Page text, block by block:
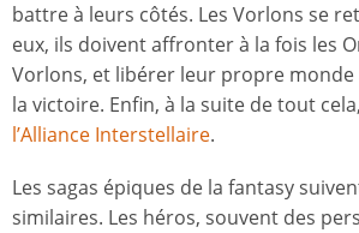
battre à leurs côtés. Les Vorlons se
eux, ils doivent affronter à la fois les
Vorlons, et libérer leur propre monde
la victoire. Enfin, à la suite de tout
l’Alliance Interstellaire.
Les sagas épiques de la fantasy
similaires. Les héros, souvent des